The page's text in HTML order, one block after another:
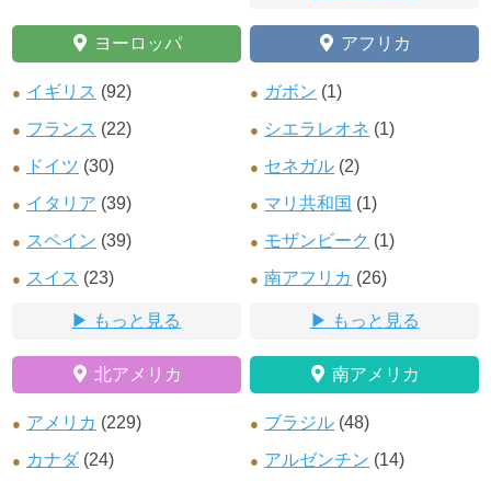
ヨーロッパ
イギリス (92)
フランス (22)
ドイツ (30)
イタリア (39)
スペイン (39)
スイス (23)
もっと見る
アフリカ
ガボン (1)
シエラレオネ (1)
セネガル (2)
マリ共和国 (1)
モザンビーク (1)
南アフリカ (26)
もっと見る
北アメリカ
アメリカ (229)
カナダ(24)
南アメリカ
ブラジル (48)
アルゼンチン (14)